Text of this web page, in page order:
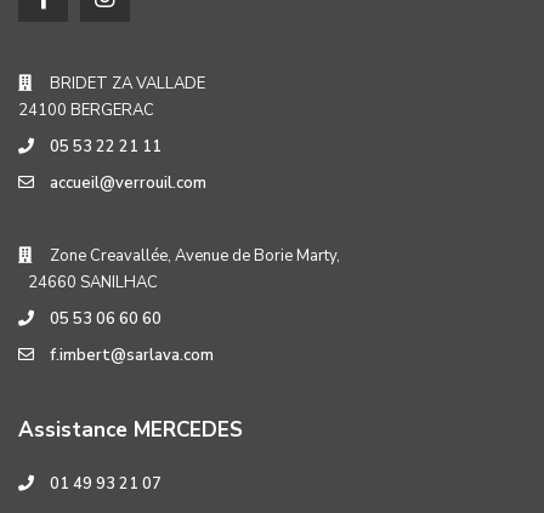
BRIDET ZA VALLADE
24100 BERGERAC
05 53 22 21 11
accueil@verrouil.com
Zone Creavallée, Avenue de Borie Marty,
24660 SANILHAC
05 53 06 60 60
f.imbert@sarlava.com
Assistance MERCEDES
01 49 93 21 07